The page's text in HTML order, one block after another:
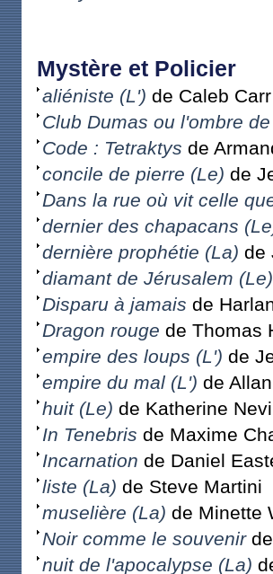
Mystère et Policier
aliéniste (L') de Caleb Carr
Club Dumas ou l'ombre
Code : Tetraktys de
concile de pierre (Le) de
Dans la rue où vit celle
dernier des chapacans
dernière prophétie (La) de
diamant de Jérusalem (Le)
Disparu à jamais de
Dragon rouge de Thomas
empire des loups (L') de
empire du mal (L') de
huit (Le) de Katherine
In Tenebris de Maxime
Incarnation de Daniel
liste (La) de Steve Martini
muselière (La) de Minette
Noir comme le souvenirde
nuit de l'apocalypse (La)